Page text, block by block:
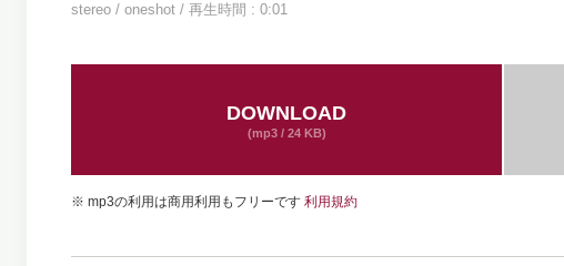
stereo oneshot 0:01
DOWNLOAD
(mp3 / 24 KB)
※ mp3の利用は商用利用もフリーです 利用規約